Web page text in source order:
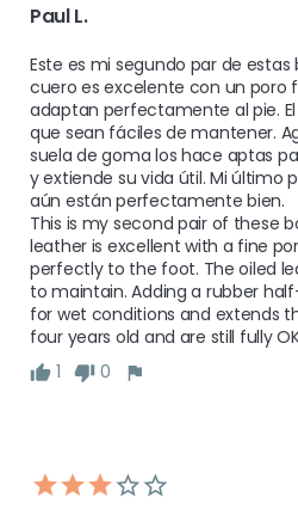
Paul L.
Este es mi segundo par de estas
cuero es excelente con un poro
adaptan perfectamente al pie.
que sean fáciles de mantener.
suela de goma los hace aptas
y extiende su vida útil. Mi último
aún están perfectamente bien.
This is my second pair of these
leather is excellent with a fine
perfectly to the foot. The oiled
to maintain. Adding a rubber
for wet conditions and extends
four years old and are still fully
1
0